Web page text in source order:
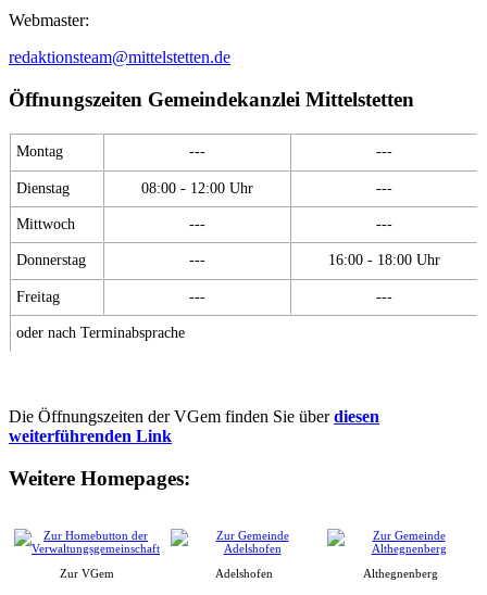
Webmaster:
redaktionsteam@mittelstetten.de
Öffnungszeiten Gemeindekanzlei Mittelstetten
Montag --- ---
Dienstag 08:00 - 12:00 Uhr ---
Mittwoch --- ---
Donnerstag --- 16:00 - 18:00 Uhr
Freitag --- ---
oder nach Terminabsprache
Die Öffnungszeiten der VGem finden Sie überdiesen
weiterführenden Link
Weitere Homepages:
Zur VGem Adelshofen Althegnenberg